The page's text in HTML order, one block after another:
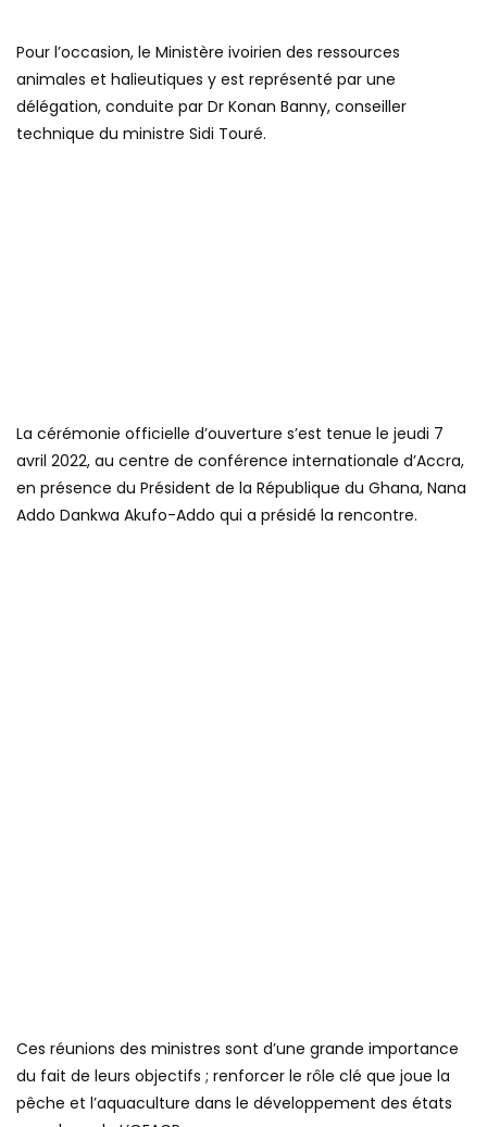
Pour l’occasion, le Ministère ivoirien des ressources
animales et halieutiques y est représenté par une
délégation, conduite par Dr Konan Banny, conseiller
technique du ministre Sidi Touré.
La cérémonie officielle d’ouverture s’est tenue le jeudi 7
avril 2022, au centre de conférence internationale d’Accra,
en présence du Président de la République du Ghana, Nana
Addo Dankwa Akufo-Addo qui a présidé la rencontre.
Ces réunions des ministres sont d’une grande importance
du fait de leurs objectifs ; renforcer le rôle clé que joue la
pêche et l’aquaculture dans le développement des états